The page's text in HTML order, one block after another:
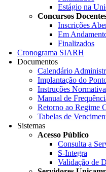
Estágio na
Concursos
Inscrições
Em
Finalizados
Cronograma SIARH
Documentos
Calendário
Implantação do
Instruções
Manual de
Retorno ao Regime
Tabelas de
Sistemas
Acesso Público
Consulta a
S-Integra
Validação de